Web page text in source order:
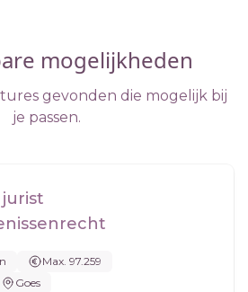
mogelijkheden
gevonden die mogelijk bij
je passen.
Max. 97.259
Goes